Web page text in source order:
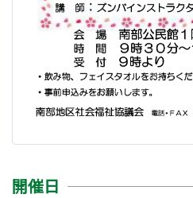
開催日